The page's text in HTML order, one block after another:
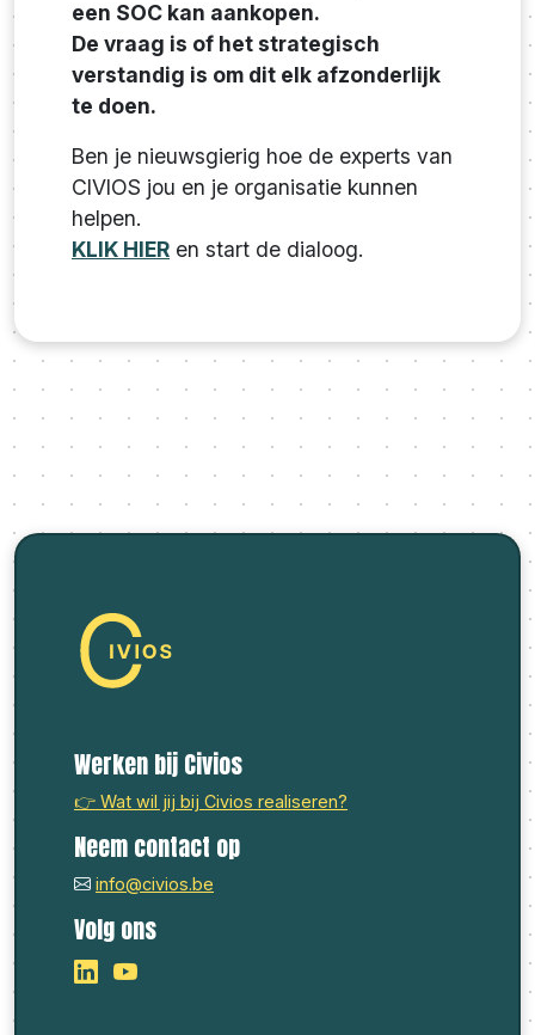
een SOC kan aankopen.
De vraag is of het strategisch
verstandig is om dit elk afzonderlijk
te doen.
Ben je nieuwsgierig hoe de experts van
CIVIOS jou en je organisatie kunnen
helpen.
KLIK HIER en start de dialoog.
Werken bij Civios
👉 Wat wil jij bij Civios realiseren?
Neem contact op
info@civios.be
Volg ons